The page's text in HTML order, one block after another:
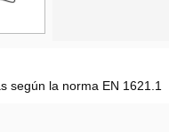
según la norma EN 1621.1